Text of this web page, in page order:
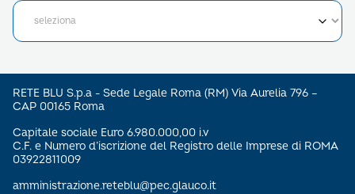
RETE BLU S.p.a - Sede Legale Roma (RM) Via Aurelia 796 –
CAP 00165 Roma
Capitale sociale Euro 6.980.000,00 i.v
C.F. e Numero d’iscrizione del Registro delle Imprese di ROMA
03922811009
amministrazione.reteblu@pec.glauco.it